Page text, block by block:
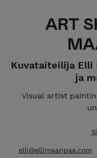
ART
Kuvataiteilija Elli
ja
Visual artist
Meilahden
elli@ellimaanpaa.com